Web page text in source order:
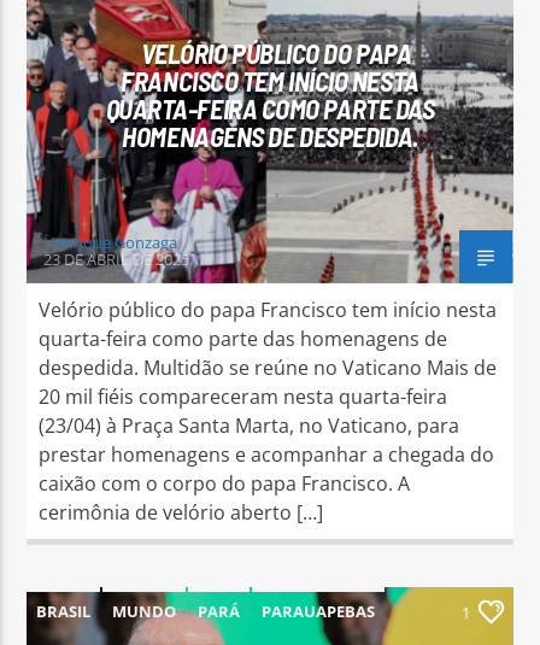
Arara Azul FM
VELÓRIO PÚBLICO DO PAPA
FRANCISCO TEM INÍCIO NESTA
QUARTA-FEIRA COMO PARTE DAS
HOMENAGENS DE DESPEDIDA.
Henrique Gonzaga
23 DE ABRIL DE 2025
Velório público do papa Francisco tem início nesta
quarta-feira como parte das homenagens de
despedida. Multidão se reúne no Vaticano Mais de
20 mil fiéis compareceram nesta quarta-feira
(23/04) à Praça Santa Marta, no Vaticano, para
prestar homenagens e acompanhar a chegada do
caixão com o corpo do papa Francisco. A
cerimônia de velório aberto […]
BRASIL MUNDO PARÁ PARAUAPEBAS 1